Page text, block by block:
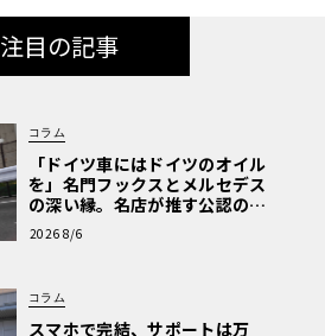
注目の記事
コラム
「ドイツ車にはドイツのオイル
を」名門フックスとメルセデス
の深い縁。名店が推す公認の安
心と、Cクラスで味わうシルキー
な走り〈PR〉
2026 8/6
コラム
スマホで完結、サポートは万